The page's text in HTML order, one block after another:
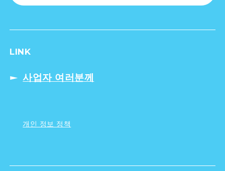
LINK
사업자 여러분께
개인 정보 정책